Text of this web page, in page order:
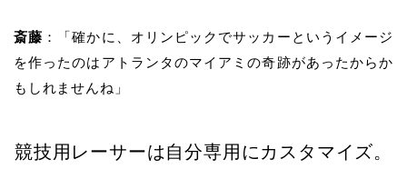
斎藤 ：「確かに、オリンピックでサッカーというイメージ
を作ったのはアトランタのマイアミの奇跡があったからか
もしれませんね」
競技用レーサーは自分専用にカスタマイズ。